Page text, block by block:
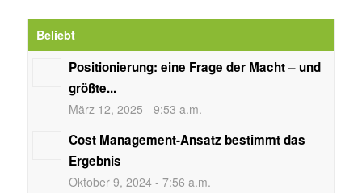
Beliebt
Positionierung: eine Frage der Macht – und
größte...
März 12, 2025 - 9:53 a.m.
Cost Management-Ansatz bestimmt das
Ergebnis
Oktober 9, 2024 - 7:56 a.m.